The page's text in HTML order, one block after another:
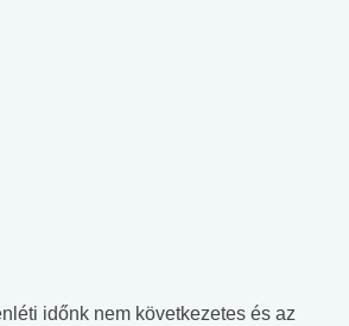
időnk nem következetes és az